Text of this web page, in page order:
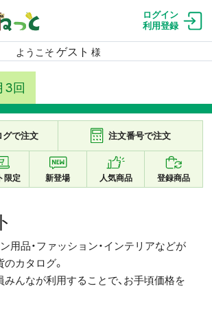
ログイン
利用登録
ようこそ ゲスト 様
3回
で注文 注文番号で注文
限定 新登場 人気商品 登録商品
用品・ファッション・インテリアなどが
カタログ。
んなが利用することで、お手頃価格を